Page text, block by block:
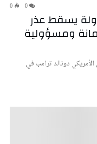
0
يسقط عذر
ومسؤولية
دونالد ترامب في